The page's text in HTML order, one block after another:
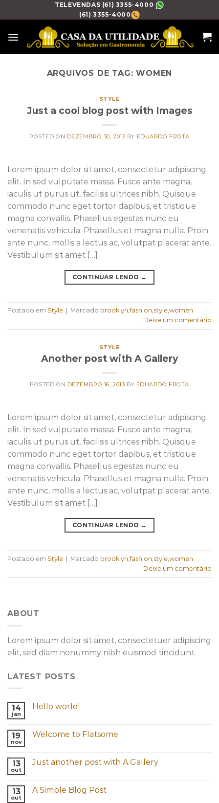
to
TELEVENDAS (61) 3355-4000
(61) 3355-4000
ARQUIVOS DE TAG:WOMEN
STYLE
Just a cool blog post with Images
POSTED ON DEZEMBRO 30, 2013 BY EDUARDO FROTA
Lorem ipsum dolor sit amet, consectetur adipiscing
elit. In sed vulputate massa. Fusce ante magna,
iaculis ut purus ut, facilisis ultrices nibh. Quisque
commodo nunc eget tortor dapibus, et tristique
magna convallis. Phasellus egestas nunc eu
venenatis vehicula. Phasellus et magna nulla. Proin
ante nunc, mollis a lectus ac, volutpat placerat ante.
Vestibulum sit amet […]
CONTINUAR LENDO →
Postado em Style Marcado brooklyn,fashion,style,women
Deixe um comentário
STYLE
Another post with A Gallery
POSTED ON DEZEMBRO 16, 2013 BY EDUARDO FROTA
Lorem ipsum dolor sit amet, consectetur adipiscing
elit. In sed vulputate massa. Fusce ante magna,
iaculis ut purus ut, facilisis ultrices nibh. Quisque
commodo nunc eget tortor dapibus, et tristique
magna convallis. Phasellus egestas nunc eu
venenatis vehicula. Phasellus et magna nulla. Proin
ante nunc, mollis a lectus ac, volutpat placerat ante.
Vestibulum sit amet […]
CONTINUAR LENDO →
Postado em Style | Marcado brooklyn ,fashion style women
Deixe um comentário
ABOUT
Lorem ipsum dolor sit amet, consectetuer adipiscing
elit, sed diam nonummy nibh euismod tincidunt.
LATEST POSTS
14
jan
Hello world!
19
nov
Welcome to Flatsome
13
out
Just another post with A Gallery
13
out
A Simple Blog Post